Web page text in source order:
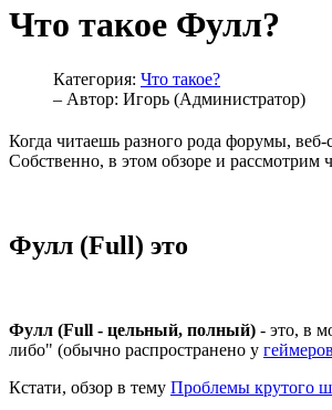
Что такое Фулл?
Категория: Что такое?
– Автор: Игорь (Администратор)
Когда читаешь разного рода форумы,
Собственно, в этом обзоре и рассмотрим
Фулл (Full) это
Фулл (Full - цельный, полный) - это, в
либо" (обычно распространено у геймеров
Кстати, обзор в тему Проблемы крутого